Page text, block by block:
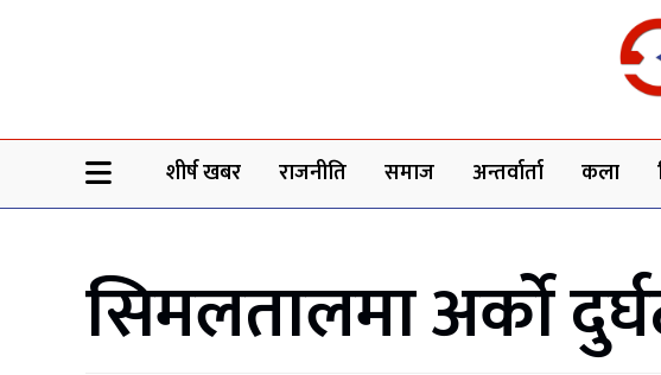
शीर्ष खबर राजनीति समाज अन्तर्वार्ता कला
सिमलतालमा अर्को